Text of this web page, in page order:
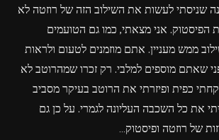
שניסתי לעשות את השילוב הזה של רוזטה לא
הפיסטוק. אני מצאתי, כמו גם הטועמים
ממש מעניין. אתם מוזמנים לטעום ולראות
שאתם מוספים למלבי. רק זכרו שמהרוטב לא
כפית ופיזרתי את הרוטב בעיקר מסביב
את כל השכבה העליונה לגמרי. על כן גם
של רוזטה ופיסטוק…